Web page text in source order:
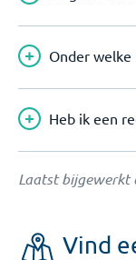
Onder welke
Heb ik een
Laatst bijgewerkt
Vind